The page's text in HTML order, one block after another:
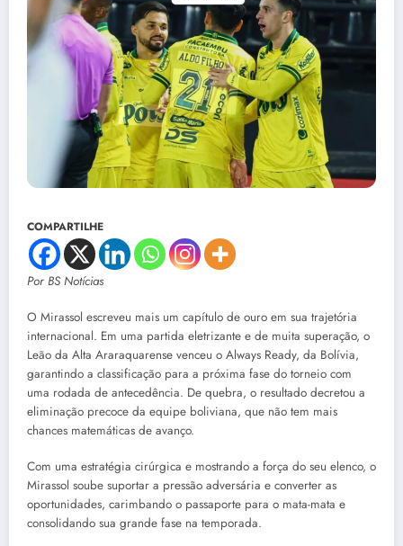
COMPARTILHE
Por BS Notícias
O Mirassol escreveu mais um capítulo de ouro em sua trajetória
internacional. Em uma partida eletrizante e de muita superação, o
Leão da Alta Araraquarense venceu o Always Ready, da Bolívia,
garantindo a classificação para a próxima fase do torneio com
uma rodada de antecedência. De quebra, o resultado decretou a
eliminação precoce da equipe boliviana, que não tem mais
chances matemáticas de avanço.
Com uma estratégia cirúrgica e mostrando a força do seu elenco, o
Mirassol soube suportar a pressão adversária e converter as
oportunidades, carimbando o passaporte para o mata-mata e
consolidando sua grande fase na temporada.